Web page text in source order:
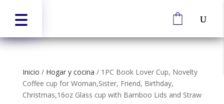
Inicio / Hogar y cocina / 1PC Book Lover Cup, Novelty
Coffee cup for Woman,Sister, Friend, Birthday,
Christmas,16oz Glass cup with Bamboo Lids and Straw